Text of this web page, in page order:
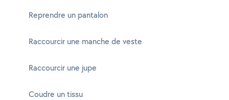
Reprendre un pantalon
Raccourcir une manche de veste
Raccourcir une jupe
Coudre un tissu